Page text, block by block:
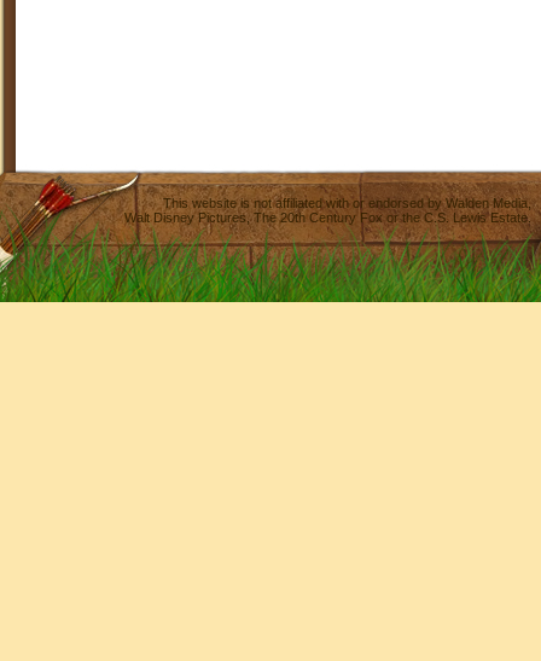
This website is not affiliated with or endorsed byWalden Media
Walt Disney Pictures,The 20th Century Fox or the C.S. Lewis Estate.